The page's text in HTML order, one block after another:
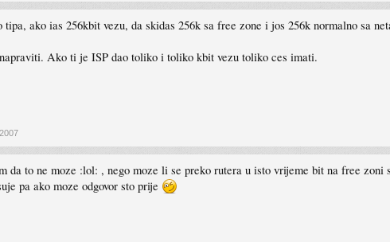
ako ias 256kbit vezu, da skidas 256k sa free zone i jos 256k normalno sa
Ako ti je ISP dao toliko i toliko kbit vezu toliko ces imati.
da to ne moze :lol: , nego moze li se preko rutera u isto vrijeme bit na free
pa ako moze odgovor sto prije